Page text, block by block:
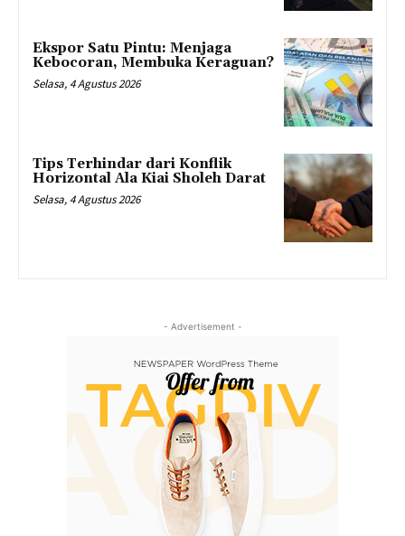
Ekspor Satu Pintu: Menjaga
Kebocoran, Membuka Keraguan?
Selasa, 4 Agustus 2026
Tips Terhindar dari Konflik
Horizontal Ala Kiai Sholeh Darat
Selasa, 4 Agustus 2026
- Advertisement -